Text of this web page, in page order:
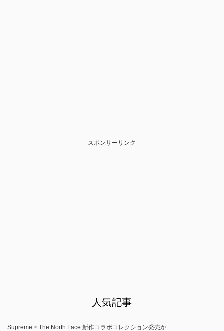
スポンサーリンク
人気記事
Supreme × The North Face 新作コラボコレクション発売か